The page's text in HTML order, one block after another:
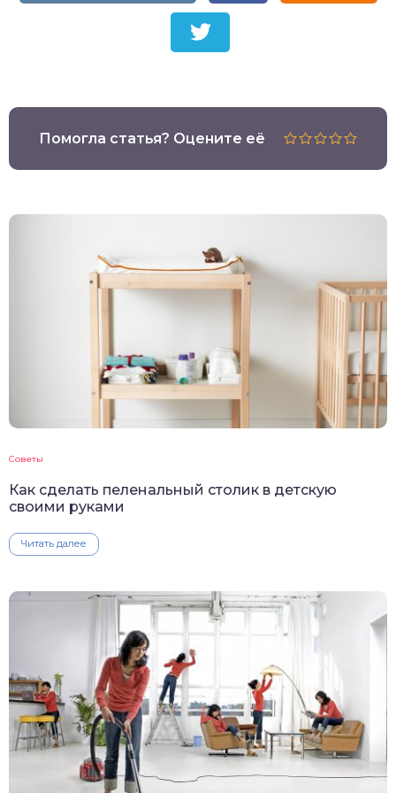
Помогла статья? Оцените её
Советы
Как сделать пеленальный столик в детскую
своими руками
Читать далее